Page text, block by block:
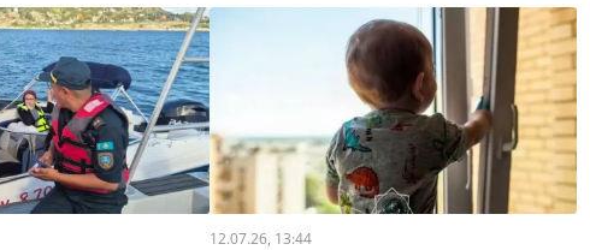
12.07.26, 13:44